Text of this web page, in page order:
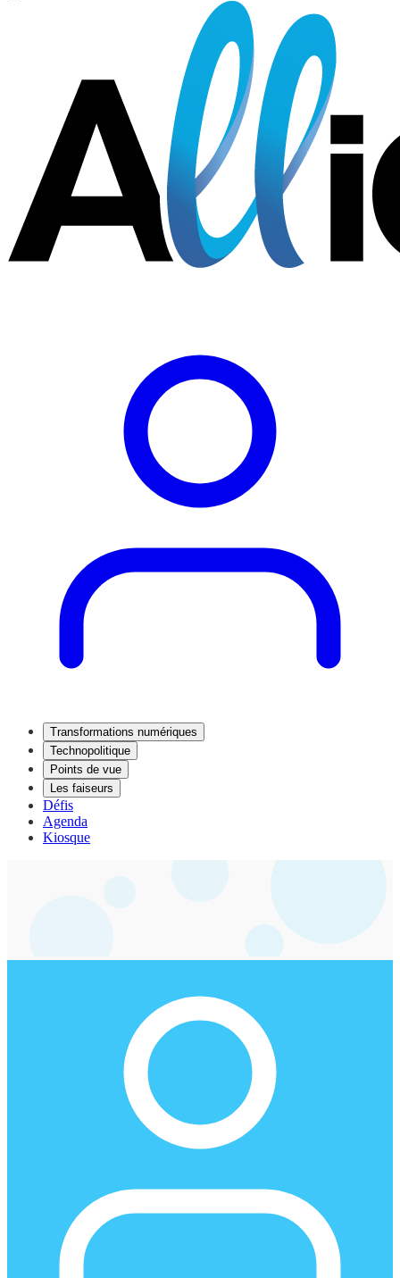
Transformations numériques
Technopolitique
Points de vue
Les faiseurs
Défis
Agenda
Kiosque